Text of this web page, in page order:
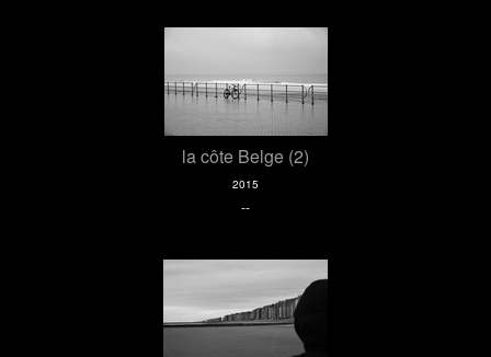
la côte Belge (2)
2015
--